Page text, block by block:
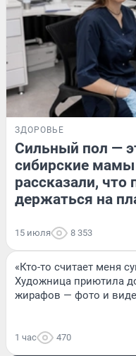
ЗДОРОВЬЕ
Сильный пол —
сибирские мамы
рассказали, что
держаться на
15 июля 8 353
«Кто-то считает меня
Художница приютила
жирафов — фото и
1 час 470